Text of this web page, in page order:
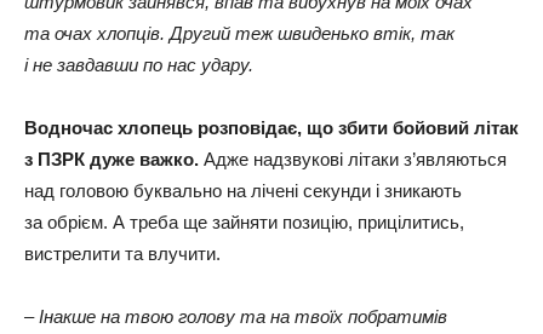
та очах хлопців. Другий теж швиденько втік, так
і не завдавши по нас удару.
Водночас хлопець розповідає, що збити бойовий літак
з ПЗРК дуже важко. Адже надзвукові літаки з’являються
над головою буквально на лічені секунди і зникають
за обрієм. А треба ще зайняти позицію, прицілитись,
вистрелити та влучити.
– Інакше на твою голову та на твоїх побратимів